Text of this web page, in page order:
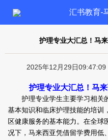
汇书教育-
护理专业大汇总！马
2025年12月29日
护理专业大汇总！马
护理专业学生主要学习相关
基本知识和临床护理技能的培训
区健康服务的基本能力。在全
况下，马来西亚凭借留学费用低